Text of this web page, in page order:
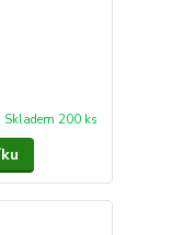
Skladem 200 ks